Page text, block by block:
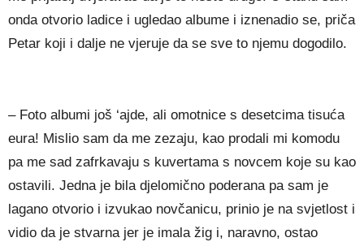
onda otvorio ladice i ugledao albume i iznenadio se, priča
Petar koji i dalje ne vjeruje da se sve to njemu dogodilo.
– Foto albumi još ‘ajde, ali omotnice s desetcima tisuća
eura! Mislio sam da me zezaju, kao prodali mi komodu
pa me sad zafrkavaju s kuvertama s novcem koje su kao
ostavili. Jedna je bila djelomično poderana pa sam je
lagano otvorio i izvukao novčanicu, prinio je na svjetlost i
vidio da je stvarna jer je imala žig i, naravno, ostao